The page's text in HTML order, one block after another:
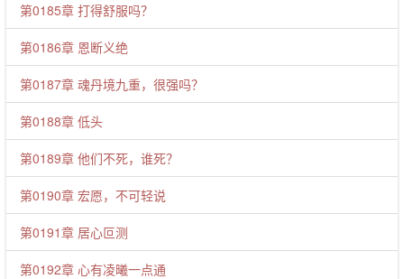
第0185章 打得舒服吗？
第0186章 恩断义绝
第0187章 魂丹境九重，很强吗？
第0188章 低头
第0189章 他们不死，谁死？
第0190章 宏愿，不可轻说
第0191章 居心叵测
第0192章 心有凌曦一点通